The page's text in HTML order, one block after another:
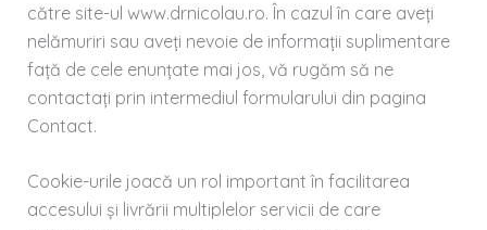
către site-ul www.drnicolau.ro. În cazul în care aveți
nelămuriri sau aveți nevoie de informații suplimentare
față de cele enunțate mai jos, vă rugăm să ne
contactați prin intermediul formularului din pagina
Contact.
Cookie-urile joacă un rol important în facilitarea
accesului și livrării multiplelor servicii de care